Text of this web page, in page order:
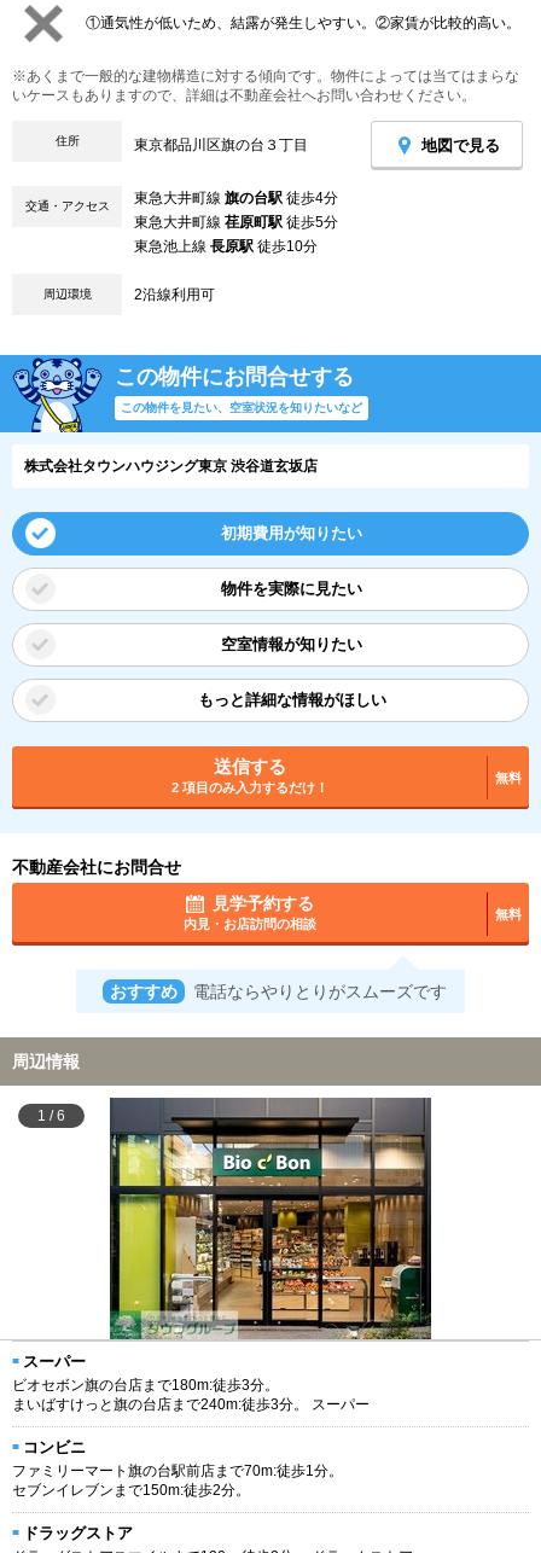
①通気性が低いため、結露が発生しやすい。②家賃が比較的高い。
※あくまで一般的な建物構造に対する傾向です。物件によっては当てはまらな
いケースもありますので、詳細は不動産会社へお問い合わせください。
住所 東京都品川区旗の台３丁目 地図で見る
交通・アクセス 東急大井町線 旗の台駅 徒歩4分
東急大井町線 荏原町駅 徒歩5分
東急池上線 長原駅 徒歩10分
周辺環境 2沿線利用可
この物件にお問合せする
この物件を見たい、空室状況を知りたいなど
株式会社タウンハウジング東京 渋谷道玄坂店
初期費用が知りたい
物件を実際に見たい
空室情報が知りたい
もっと詳細な情報がほしい
送信する
2 項目のみ入力するだけ！
無料
不動産会社にお問合せ
見学予約する
内見・お店訪問の相談
無料
おすすめ 電話ならやりとりがスムーズです
周辺情報
1 /6
スーパー
ビオセボン旗の台店まで180m:徒歩3分。
まいばすけっと旗の台店まで240m:徒歩3分。 スーパー
コンビニ
ファミリーマート旗の台駅前店まで70m:徒歩1分。
セブンイレブンまで150m:徒歩2分。
ドラッグストア